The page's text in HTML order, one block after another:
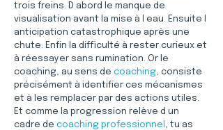
trois freins. D abord le manque de
visualisation avant la mise à l eau. Ensuite l
anticipation catastrophique après une
chute. Enfin la difficulté à rester curieux et
à réessayer sans rumination. Or le
coaching, au sens de coaching, consiste
précisément à identifier ces mécanismes
et à les remplacer par des actions utiles.
Et comme la progression relève d un
cadre de coaching professionnel , tu as